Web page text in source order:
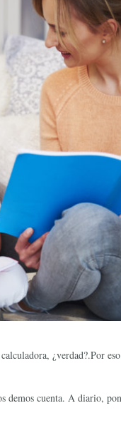
¿verdad?.Por
demos cuenta. A diario,